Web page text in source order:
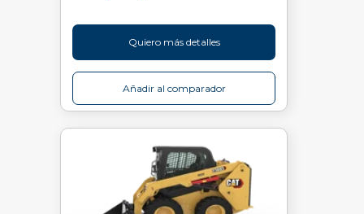
Quiero más detalles
Añadir al comparador